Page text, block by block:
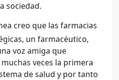
sociedad.
creo que las farmacias
un farmacéutico,
voz amiga que
veces la primera
de salud y por tanto